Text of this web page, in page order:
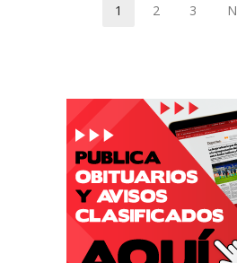
Page
1 Page
2 Page
3